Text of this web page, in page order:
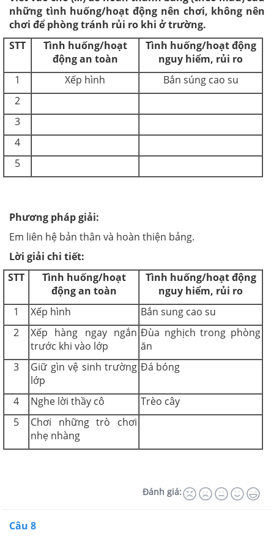
những tình huống/hoạt động nên chơi, không nên
chơi để phòng tránh rủi ro khi ở trường.
STT
Tình huống/hoạt
động an toàn
Tình huống/hoạt động
nguy hiểm, rủi ro
1
Xếp hình
Bắn súng cao su
2
3
4
5
Phương pháp giải:
Em liên hệ bản thân và hoàn thiện bảng.
Lời giải chi tiết:
STT
Tình huống/hoạt
động an toàn
Tình huống/hoạt động
nguy hiểm, rủi ro
1
Xếp hình
Bắn sung cao su
2
Xếp hàng ngay ngắn
trước khi vào lớp
Đùa nghịch trong phòng
ăn
3
Giữ gìn vệ sinh trường
lớp
Đá bóng
4 Nghe lời thầy cô
Trèo cây
5
Chơi những trò chơi
nhẹ nhàng
Đánh giá:
Câu 8